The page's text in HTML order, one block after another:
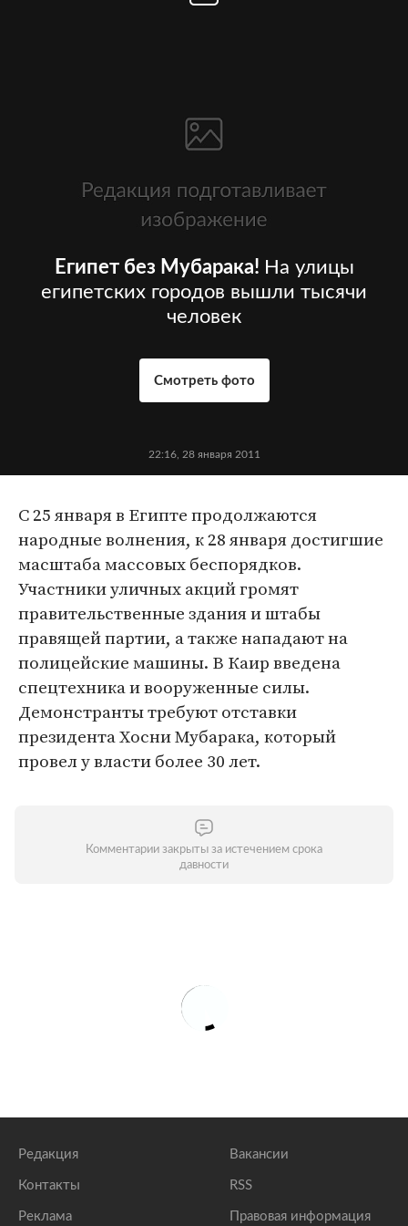
Египет без Мубарака! На улицы
египетских городов вышли тысячи
человек
Смотреть фото
22:16, 28 января 2011
С 25 января в Египте продолжаются
народные волнения, к 28 января достигшие
масштаба массовых беспорядков.
Участники уличных акций громят
правительственные здания и штабы
правящей партии, а также нападают на
полицейские машины. В Каир введена
спецтехника и вооруженные силы.
Демонстранты требуют отставки
президента Хосни Мубарака, который
провел у власти более 30 лет.
Комментарии закрыты за истечением срока
давности
Редакция
Контакты
Реклама
Вакансии
RSS
Правовая информация